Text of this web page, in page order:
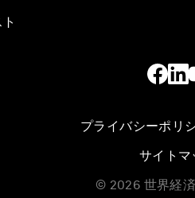
プライバシーポリ
サイトマ
© 2026 世界経